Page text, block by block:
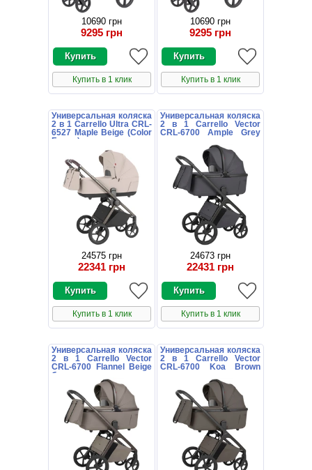
10690 грн
9295 грн
Купить в 1 клик
10690 грн
9295 грн
Купить в 1 клик
Универсальная коляска
2 в 1 Carrello Ultra CRL-
6527 Maple Beige (Color
Frame) цветная рама
24575 грн
22341 грн
Купить в 1 клик
Универсальная коляска
2 в 1 Carrello Vector
CRL-6700 Ample Grey
дождевиком
24673 грн
22431 грн
Купить в 1 клик
Универсальная коляска
2 в 1 Carrello Vector
CRL-6700 Flannel Beige
бежевая с дождевиком
Универсальная коляска
2 в 1 Carrello Vector
CRL-6700 Koa Brown
дождевиком